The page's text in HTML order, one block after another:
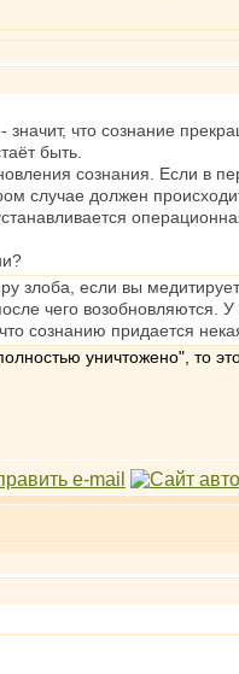
значит, что сознание
быть.
сознания. Если в
случае должен
злоба, если вы
чего возобновляются.
сознанию придается
уничтожено", то